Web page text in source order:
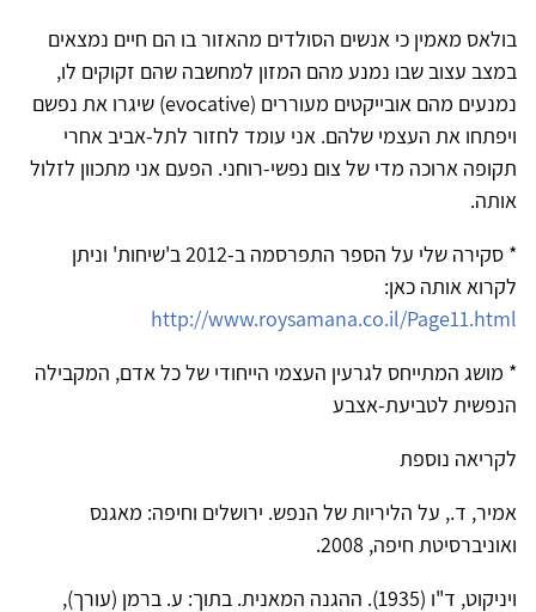
בולאס מאמין כי אנשים הסולדים מהאזור בו הם חיים נמצאים
במצב עצוב שבו נמנע מהם המזון למחשבה שהם זקוקים לו,
נמנעים מהם אובייקטים מעוררים (evocative) שיגרו את נפשם
ויפתחו את העצמי שלהם. אני עומד לחזור לתל-אביב אחרי
תקופה ארוכה מדי של צום נפשי-רוחני. הפעם אני מתכוון לזלול
אותה.
* סקירה שלי על הספר התפרסמה ב-2012 ב'שיחות' וניתן
לקרוא אותה כאן:
http://www.roysamana.co.il/Page11.html
* מושג המתייחס לגרעין העצמי הייחודי של כל אדם, המקבילה
הנפשית לטביעת-אצבע
לקריאה נוספת
אמיר, ד., על הליריות של הנפש. ירושלים וחיפה: מאגנס
ואוניברסיטת חיפה, 2008.
ויניקוט, ד"ו (1935). ההגנה המאנית. בתוך: ע. ברמן (עורך),